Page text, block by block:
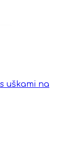
uškami na